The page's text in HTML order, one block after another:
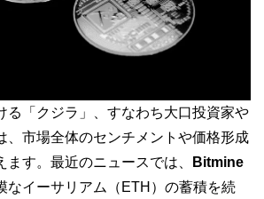
る「クジラ」、すなわち大口投資家や
、市場全体のセンチメントや価格形成
ます。最近のニュースでは、
Bitmine
なイーサリアム（ETH）の蓄積を続